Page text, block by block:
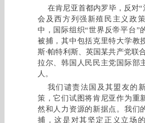
在肯尼亚首都内罗毕，反对“
会及西方列强新殖民主义政
中，国际组织“世界反帝平台”
被捕，其中包括克里特大学教
斯·帕特利斯、英国某共产党联
拉尔、韩国人民民主党国际部
人。
我们谴责法国及其盟友的
策，它们试图将肯尼亚作为重
然和人力资源的新据点。我们
捕，这是对其坚定正义立场